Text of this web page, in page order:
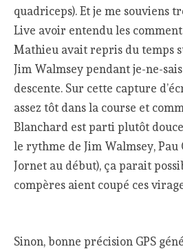
quadriceps). Et je me souviens
Live avoir entendu les
Mathieu avait repris du temps
Jim Walmsey pendant je-ne-
descente. Sur cette capture
assez tôt dans la course et
Blanchard est parti plutôt
le rythme de Jim Walmsey,
Jornet au début), ça parait
compères aient coupé ces
Sinon, bonne précision GPS